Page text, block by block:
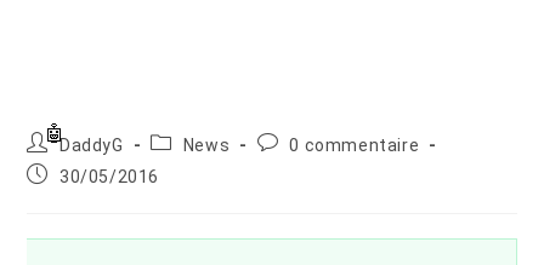
Auteur/autrice
de
la
DaddyG
PostNews
Commentaires
0 commentaire
Publication
30/05/2016